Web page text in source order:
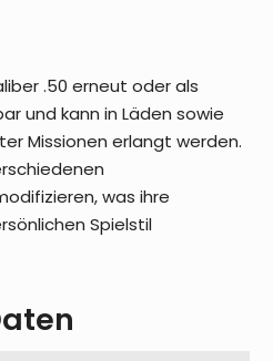
.50 erneut oder als
und kann in Läden sowie
Missionen erlangt werden.
was ihre
Spielstil